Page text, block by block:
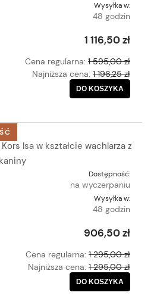
Wysyłka w:
48 godzin
1 116,50 zł
Cena regularna: 1 595,00 zł
Najniższa cena: 1 196,25 zł
DO KOSZYKA
Isa w kształcie wachlarza z
Dostępność:
na wyczerpaniu
Wysyłka w:
48 godzin
906,50 zł
Cena regularna: 1 295,00 zł
Najniższa cena: 1 295,00 zł
DO KOSZYKA